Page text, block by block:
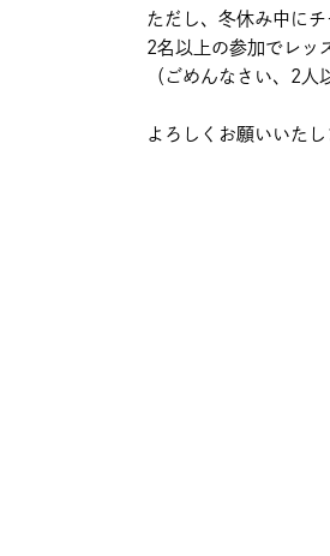
ただし、冬休み中に
2名以上の参加でレッ
（ごめんなさい、2
よろしくお願いいた